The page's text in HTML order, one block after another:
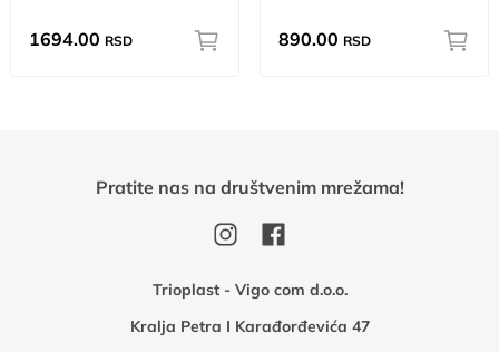
1694.00 RSD 890.00 RSD
Trioplast - Vigo com d.o.o.
Kralja Petra I Karađorđevića 47
Pratite nas na društvenim mrežama!